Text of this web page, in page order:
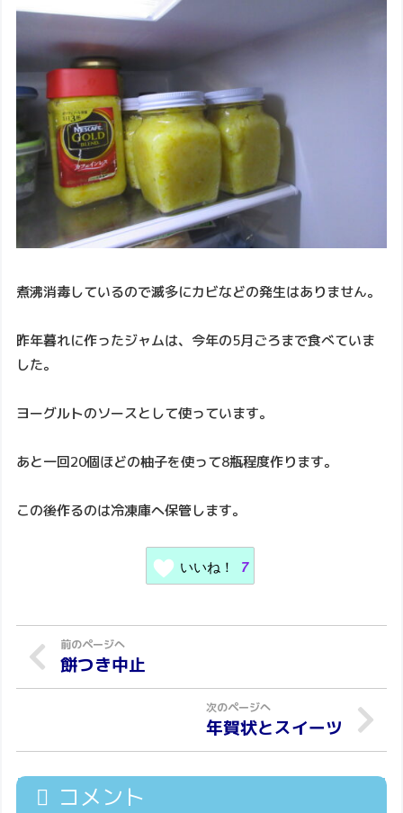
煮沸消毒しているので滅多にカビなどの発生はありません。
昨年暮れに作ったジャムは、今年の5月ごろまで食べていま
した。
ヨーグルトのソースとして使っています。
あと一回20個ほどの柚子を使って8瓶程度作ります。
この後作るのは冷凍庫へ保管します。
いいね！ 7
餅つき中止
年賀状とスイーツ
コメント